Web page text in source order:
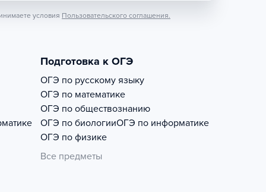
условия Пользовательского соглашения.
Подготовка к ОГЭ
ОГЭ по русскому языку
ОГЭ по математике
ОГЭ по обществознанию
ОГЭ по биологииОГЭ по информатике
ОГЭ по физике
Все предметы